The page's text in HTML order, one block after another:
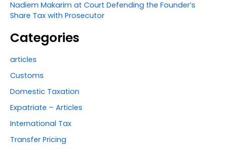
Nadiem Makarim at Court Defending the Founder’s
Share Tax with Prosecutor
Categories
articles
Customs
Domestic Taxation
Expatriate – Articles
International Tax
Transfer Pricing